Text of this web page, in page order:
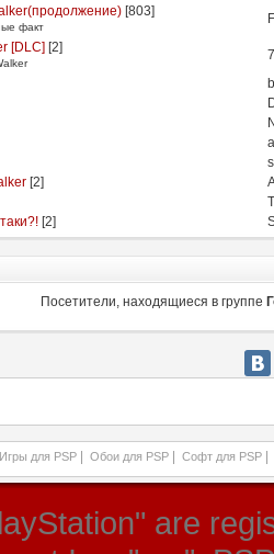
[803]
факт
[DLC] [2]
[2]
[2]
Посетители, находящиеся в группе
Игры для PSP Обои для PSP Софт для PSP
are